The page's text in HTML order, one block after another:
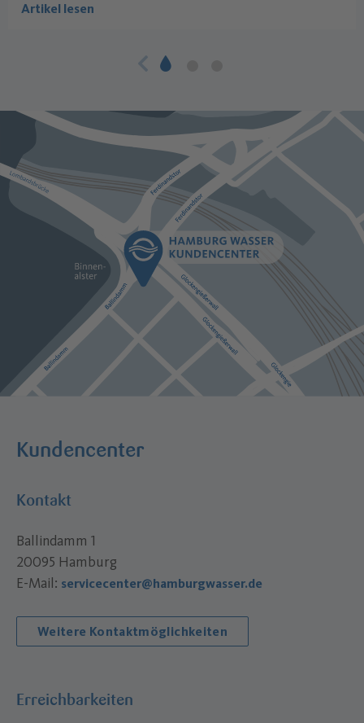
Artikel lesen
Kundencenter
Kontakt
Ballindamm 1
20095 Hamburg
E-Mail: servicecenter@hamburgwasser.de
Weitere Kontaktmöglichkeiten
Erreichbarkeiten